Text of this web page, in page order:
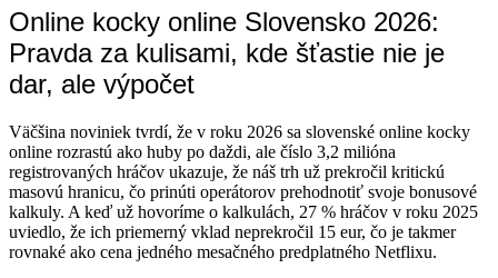
Online kocky online Slovensko 2026:
Pravda za kulisami, kde šťastie nie je
dar, ale výpočet
Väčšina noviniek tvrdí, že v roku 2026 sa slovenské online kocky
online rozrastú ako huby po daždi, ale číslo 3,2 milióna
registrovaných hráčov ukazuje, že náš trh už prekročil kritickú
masovú hranicu, čo prinúti operátorov prehodnotiť svoje bonusové
kalkuly. A keď už hovoríme o kalkulách, 27 % hráčov v roku 2025
uviedlo, že ich priemerný vklad neprekročil 15 eur, čo je takmer
rovnaké ako cena jedného mesačného predplatného Netflixu.